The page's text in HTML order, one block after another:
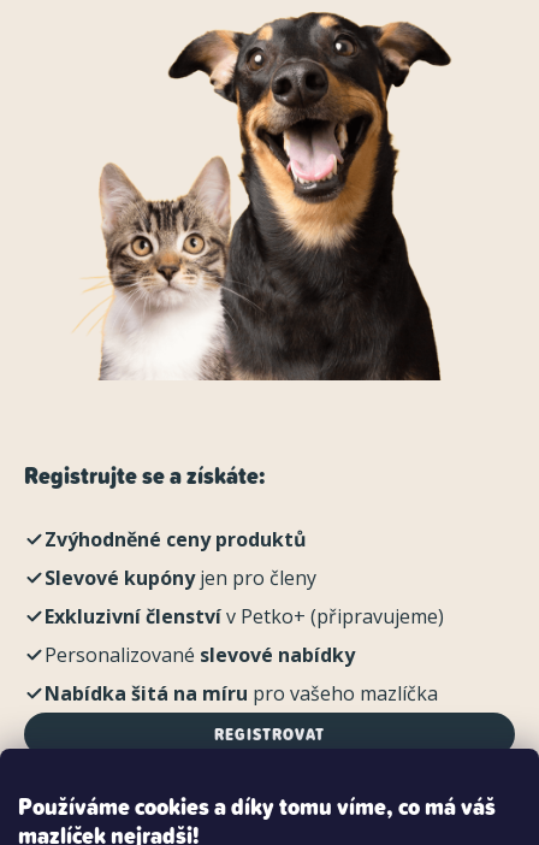
Používáme cookies a díky tomu víme, co má váš
mazlíček nejradši!
Registrujte se a získáte:
Zvýhodněné ceny produktů
Slevové kupónyjen pro členy
Exkluzivní členstvív Petko+ (připravujeme)
Personalizované slevové nabídky
Nabídka šitá na míru pro vašeho mazlíčka
REGISTROVAT